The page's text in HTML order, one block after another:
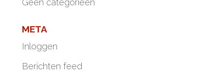
Geen categorieën
META
Inloggen
Berichten feed